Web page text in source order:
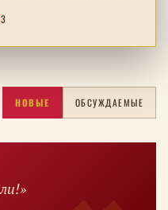
3
НОВЫЕ ОБСУЖДАЕМЫЕ